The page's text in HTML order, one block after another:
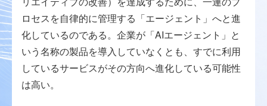
ロセスを自律的に管理する「エージェント」へと進
化しているのである。企業が「AIエージェント」と
いう名称の製品を導入していなくとも、すでに利用
しているサービスがその方向へ進化している可能性
は高い。